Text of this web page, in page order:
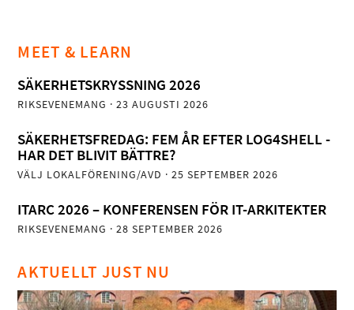
MEET & LEARN
SÄKERHETSKRYSSNING 2026
RIKSEVENEMANG · 23 AUGUSTI 2026
SÄKERHETSFREDAG: FEM ÅR EFTER LOG4SHELL -
HAR DET BLIVIT BÄTTRE?
VÄLJ LOKALFÖRENING/AVD · 25 SEPTEMBER 2026
ITARC 2026 – KONFERENSEN FÖR IT-ARKITEKTER
RIKSEVENEMANG · 28 SEPTEMBER 2026
AKTUELLT JUST NU